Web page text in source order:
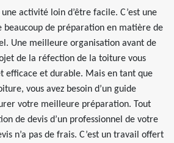
activité loin d’être facile. C’est une
beaucoup de préparation en matière de
Une meilleure organisation avant de
de la réfection de la toiture vous
efficace et durable. Mais en tant que
vous avez besoin d’un guide
votre meilleure préparation. Tout
de devis d’un professionnel de votre
n’a pas de frais. C’est un travail offert